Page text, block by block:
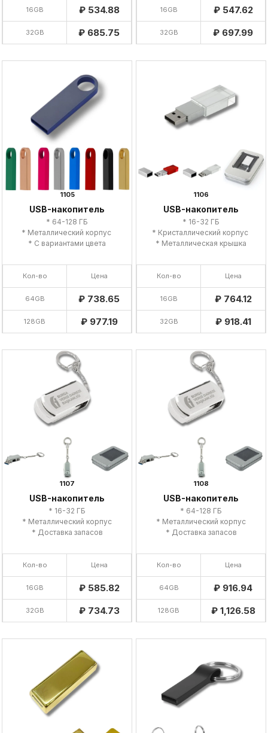
16GB ₽ 534.88
32GB ₽ 685.75
16GB ₽ 547.62
32GB ₽ 697.99
1105
USB-накопитель
* 64-128 ГБ
* Металлический корпус
* С вариантами цвета
Кол-во Цена
64GB ₽ 738.65
128GB ₽ 977.19
1106
USB-накопитель
* 16-32 ГБ
* Кристаллический корпус
* Металлическая крышка
Кол-во Цена
16GB ₽ 764.12
32GB ₽ 918.41
1107
USB-накопитель
* 16-32 ГБ
* Металлический корпус
* Доставка запасов
Кол-во Цена
16GB ₽ 585.82
32GB ₽ 734.73
1108
USB-накопитель
* 64-128 ГБ
* Металлический корпус
* Доставка запасов
Кол-во Цена
64GB ₽ 916.94
128GB ₽ 1,126.58